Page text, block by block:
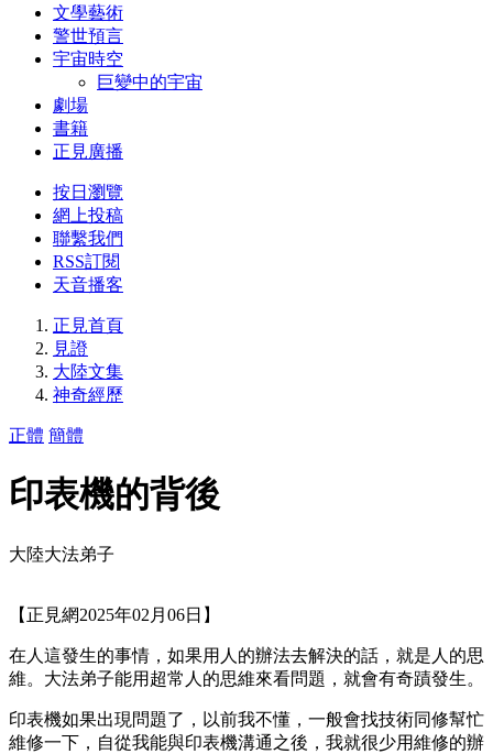
文學藝術
警世預言
宇宙時空
巨變中的宇宙
劇場
書籍
正見廣播
按日瀏覽
網上投稿
聯繫我們
RSS訂閱
天音播客
正見首頁
見證
大陸文集
神奇經歷
正體 簡體
印表機的背後
大陸大法弟子
【正見網2025年02月06日】
在人這發生的事情，如果用人的辦法去解決的話，就是人的思
維。大法弟子能用超常人的思維來看問題，就會有奇蹟發生。
印表機如果出現問題了，以前我不懂，一般會找技術同修幫忙
維修一下，自從我能與印表機溝通之後，我就很少用維修的辦